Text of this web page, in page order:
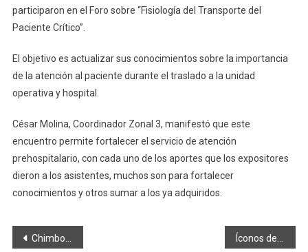
participaron en el Foro sobre “Fisiología del Transporte del
Paciente Crítico”.
El objetivo es actualizar sus conocimientos sobre la importancia
de la atención al paciente durante el traslado a la unidad
operativa y hospital.
César Molina, Coordinador Zonal 3, manifestó que este
encuentro permite fortalecer el servicio de atención
prehospitalario, con cada uno de los aportes que los expositores
dieron a los asistentes, muchos son para fortalecer
conocimientos y otros sumar a los ya adquiridos.
Navegación
Chimborazo INC. de Nueva York homenajeó a 72 estudiantes con más altos promedios